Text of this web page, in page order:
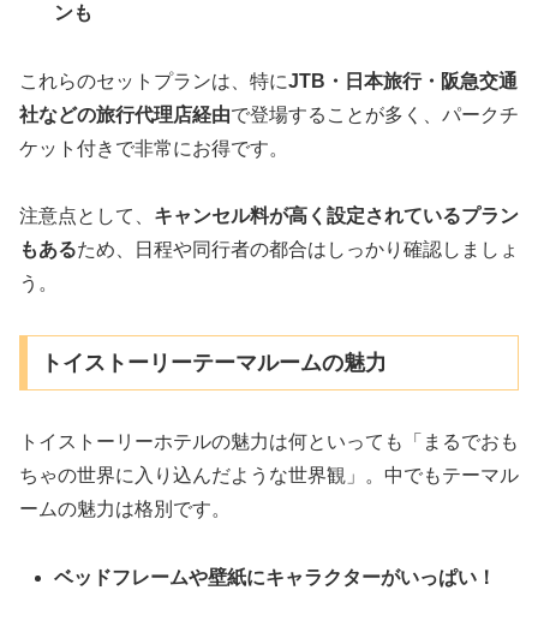
ンも
これらのセットプランは、特にJTB・日本旅行・阪急交通
社などの旅行代理店経由で登場することが多く、パークチ
ケット付きで非常にお得です。
注意点として、 キャンセル料が高く設定されているプラン
もあるため、日程や同行者の都合はしっかり確認しましょ
う。
トイストーリーテーマルームの魅力
トイストーリーホテルの魅力は何といっても「まるでおも
ちゃの世界に入り込んだような世界観」。中でもテーマル
ームの魅力は格別です。
ベッドフレームや壁紙にキャラクターがいっぱい！